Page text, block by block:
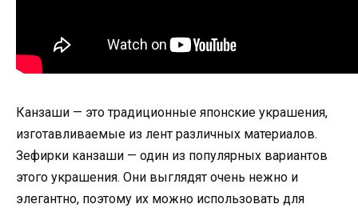
Канзаши — это традиционные японские украшения,
изготавливаемые из лент различных материалов.
Зефирки канзаши — один из популярных вариантов
этого украшения. Они выглядят очень нежно и
элегантно, поэтому их можно использовать для